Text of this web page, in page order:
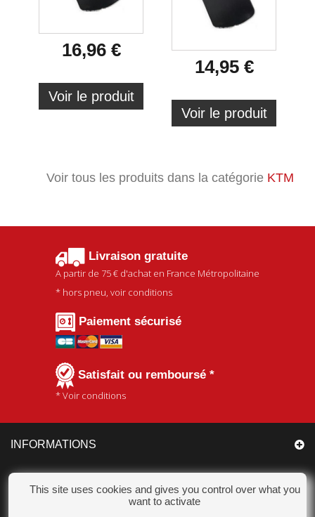
16,96 €
Voir le produit
14,95 €
Voir le produit
Voir tous les produits dans la catégorie KTM
Livraison gratuite
A partir de 75 € d'achat en France Métropolitaine
* hors pneu, voir conditions
Paiement sécurisé
Satisfait ou remboursé *
* Voir conditions
INFORMATIONS
CATÉGORIES
This site uses cookies and gives you control over what you
want to activate